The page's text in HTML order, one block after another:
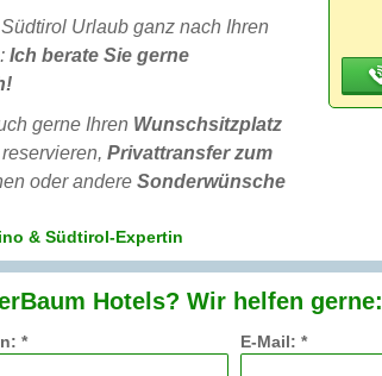
Urlaub ganz nach Ihren
Ich berate Sie gerne
gerne Ihren Wunschsitzplatz
Privattransfer zum
oder andere Sonderwünsche
& Südtirol-Expertin
Hotels? Wir helfen gerne:
* E-Mail: *